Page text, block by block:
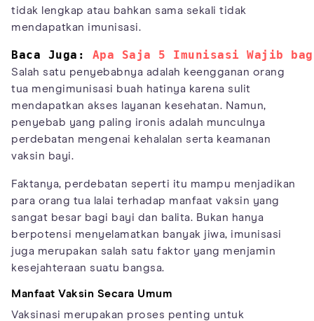
tidak lengkap atau bahkan sama sekali tidak
mendapatkan imunisasi.
Baca Juga: Apa Saja 5 Imunisasi Wajib
Salah satu penyebabnya adalah keengganan orang
tua mengimunisasi buah hatinya karena sulit
mendapatkan akses layanan kesehatan. Namun,
penyebab yang paling ironis adalah munculnya
perdebatan mengenai kehalalan serta keamanan
vaksin bayi.
Faktanya, perdebatan seperti itu mampu menjadikan
para orang tua lalai terhadap manfaat vaksin yang
sangat besar bagi bayi dan balita. Bukan hanya
berpotensi menyelamatkan banyak jiwa, imunisasi
juga merupakan salah satu faktor yang menjamin
kesejahteraan suatu bangsa.
Manfaat Vaksin Secara Umum
Vaksinasi merupakan proses penting untuk